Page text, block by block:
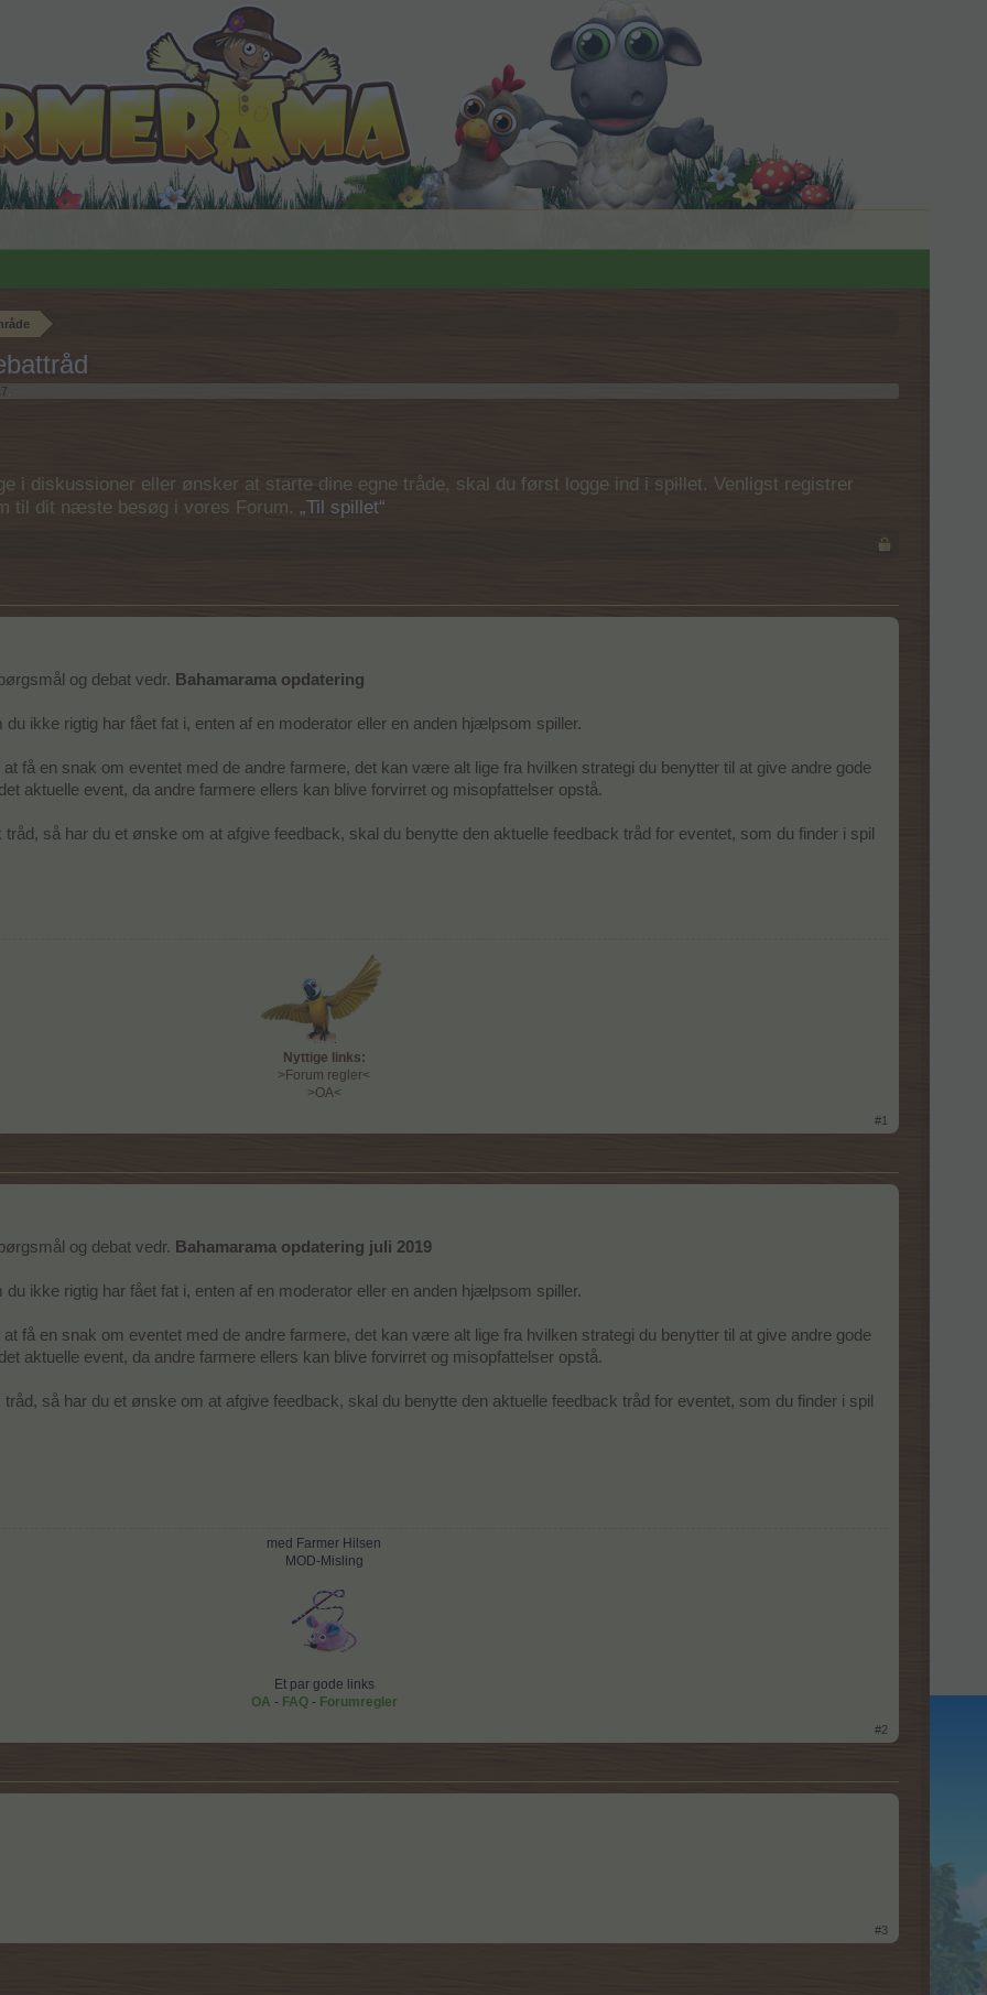
i diskussioner eller ønsker at starte dine egne tråde, skal du først logge ind i spillet. Venligst registrer
til dit næste besøg i vores Forum. „Til spillet“
og debat vedr. Bahamarama opdatering
ikke rigtig har fået fat i, enten af en moderator eller en anden hjælpsom spiller.
få en snak om eventet med de andre farmere, det kan være alt lige fra hvilken strategi du benytter til at give andre gode
aktuelle event, da andre farmere ellers kan blive forvirret og misopfattelser opstå.
tråd, så har du et ønske om at afgive feedback, skal du benytte den aktuelle feedback tråd for eventet, som du finder i spil
Nyttige links:
>Forum regler<
>OA<
#1
og debat vedr. Bahamarama opdatering juli 2019
ikke rigtig har fået fat i, enten af en moderator eller en anden hjælpsom spiller.
få en snak om eventet med de andre farmere, det kan være alt lige fra hvilken strategi du benytter til at give andre gode
aktuelle event, da andre farmere ellers kan blive forvirret og misopfattelser opstå.
så har du et ønske om at afgive feedback, skal du benytte den aktuelle feedback tråd for eventet, som du finder i spil
med Farmer Hilsen
MOD-Misling
Et par gode links
OA - FAQ- Forumregler
#2
#3